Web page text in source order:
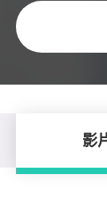
關鍵字
影